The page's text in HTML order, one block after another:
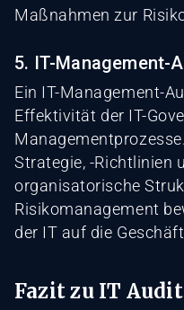
Maßnahmen zur
5. IT-Management-
Ein IT-Management-
Effektivität der IT-
Strategie, -Richtlinien
organisatorische
Risikomanagement
der IT auf die
Fazit zu IT